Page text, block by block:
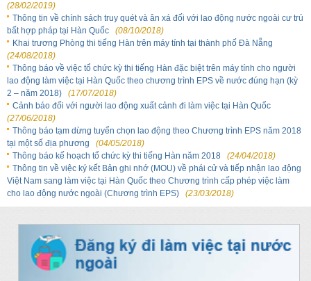
(28/02/2019)
Thông tin về chính sách truy quét và ân xá đối với lao động nước ngoài cư trú
bất hợp pháp tại Hàn Quốc
(08/10/2018)
Khai trương Phòng thi tiếng Hàn trên máy tính tại thành phố Đà Nẵng
(24/08/2018)
Thông báo về việc tổ chức kỳ thi tiếng Hàn đặc biệt trên máy tính cho người
lao động làm việc tại Hàn Quốc theo chương trình EPS về nước đúng hạn (kỳ
2 – năm 2018)
(17/07/2018)
Cảnh báo đối với người lao động xuất cảnh đi làm việc tại Hàn Quốc
(27/06/2018)
Thông báo tạm dừng tuyển chọn lao động theo Chương trình EPS năm 2018
tại một số địa phương
(04/05/2018)
Thông báo kế hoạch tổ chức kỳ thi tiếng Hàn năm 2018
(24/04/2018)
Thông tin về việc ký kết Bản ghi nhớ (MOU) về phái cử và tiếp nhận lao động
Việt Nam sang làm việc tại Hàn Quốc theo Chương trình cấp phép việc làm
cho lao động nước ngoài (Chương trình EPS)
(23/03/2018)